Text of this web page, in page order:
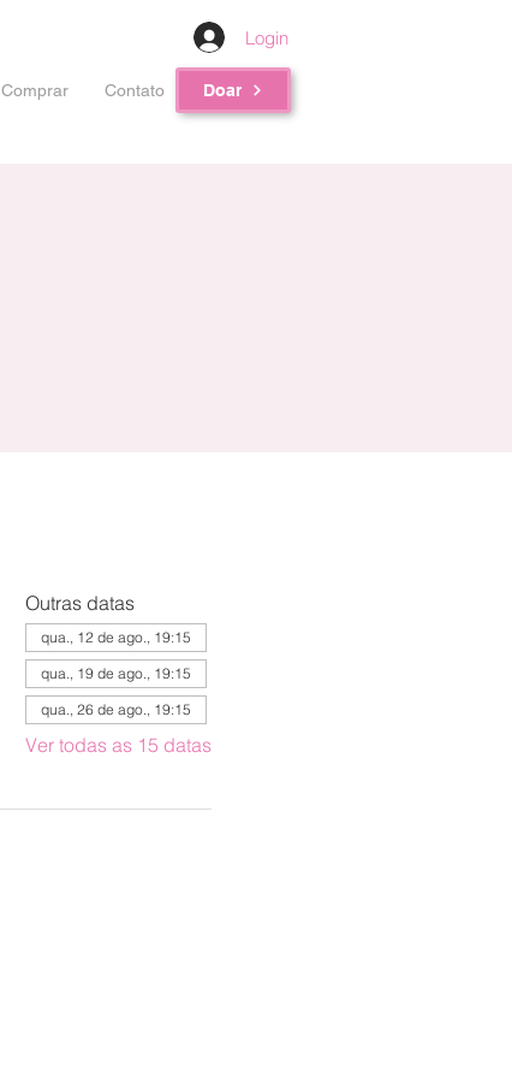
Login
Comprar Contato Doar
Outras datas
qua., 12 de ago., 19:15
qua., 19 de ago., 19:15
qua., 26 de ago., 19:15
Ver todas as 15 datas